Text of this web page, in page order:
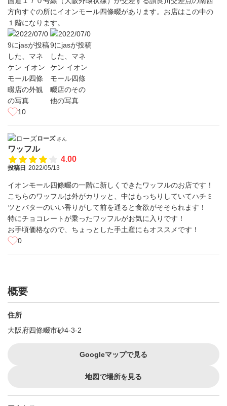
方向すぐの所にイオンモール四條畷があります。お店はこの中の
１階になります。
10
ローズ さん
ワッフル
4.00
投稿日 2022/05/13
イオンモール四條畷の一階に新しくできたワッフルのお店です！
こちらのワッフルは外がカリッと、中はもっちりしていてハチミ
ツとバターのいい香りがして前を通ると食欲がそそられます！
特にチョコレートが乗ったワッフルがお気に入りです！
お手頃価格なので、ちょっとした手土産にもオススメです！
0
概要
住所
大阪府四條畷市砂4-3-2
Googleマップで見る
地図で場所を見る